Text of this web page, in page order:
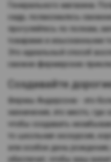
Генерального магазина.
сидр, полакомьтесь
прогуляйтесь по полкам,
товарами и изысканными
Это идеальный способ
свежих фермерских
Создавайте
Фермы Андерсона - это
назначения, это место, где
чтобы создавать
то школьная экскурсия,
или особое день
обеспечит, чтобы ваш